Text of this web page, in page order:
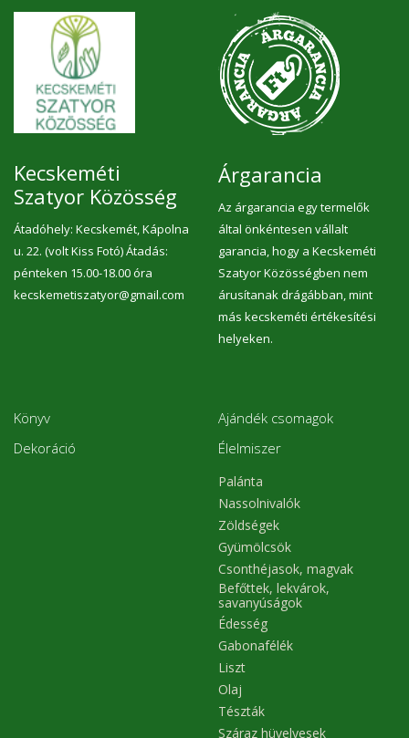
Kecskeméti
Szatyor Közösség
Átadóhely: Kecskemét, Kápolna
u. 22. (volt Kiss Fotó) Átadás:
pénteken 15.00-18.00 óra
kecskemetiszatyor@gmail.com
Árgarancia
Az árgarancia egy termelők
által önkéntesen vállalt
garancia, hogy a Kecskeméti
Szatyor Közösségben nem
árusítanak drágábban, mint
más kecskeméti értékesítési
helyeken.
Könyv
Dekoráció
Ajándék csomagok
Élelmiszer
Palánta
Nassolnivalók
Zöldségek
Gyümölcsök
Csonthéjasok, magvak
Befőttek, lekvárok,
savanyúságok
Édesség
Gabonafélék
Liszt
Olaj
Tészták
Száraz hüvelyesek